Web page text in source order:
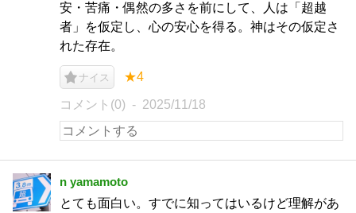
安・苦痛・偶然の多さを前にして、人は「超越
者」を仮定し、心の安心を得る。神はその仮定さ
れた存在。
ナイス ★4
コメント(0) 2025/11/18
n yamamoto
とても面白い。すでに知ってはいるけど理解があ